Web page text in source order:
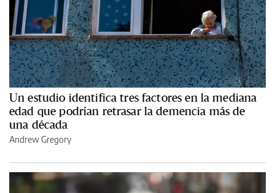
Un estudio identifica tres factores en la mediana
edad que podrían retrasar la demencia más de
una década
Andrew Gregory